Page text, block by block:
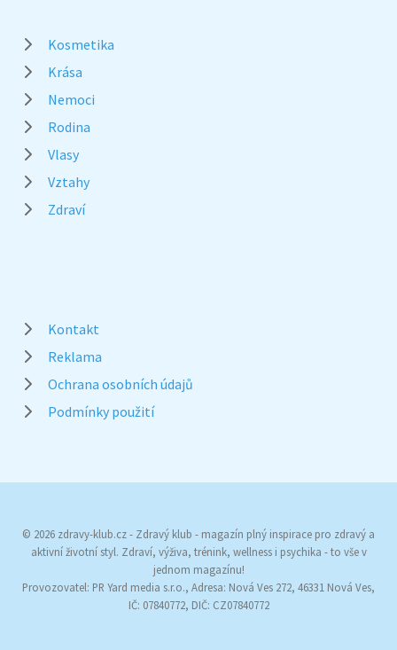
Kosmetika
Krása
Nemoci
Rodina
Vlasy
Vztahy
Zdraví
Kontakt
Reklama
Ochrana osobních údajů
Podmínky použití
© 2026 zdravy-klub.cz - Zdravý klub - magazín plný inspirace pro zdravý a
aktivní životní styl. Zdraví, výživa, trénink, wellness i psychika - to vše v
jednom magazínu!
Provozovatel: PR Yard media s.r.o., Adresa: Nová Ves 272, 46331 Nová Ves,
IČ: 07840772, DIČ: CZ07840772